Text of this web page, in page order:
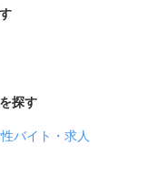
探す
バイト・求人